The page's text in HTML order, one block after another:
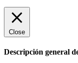
Close
Descripción general